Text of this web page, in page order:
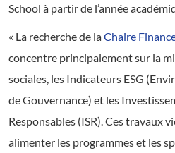
School à partir de l’année
« La recherche de laChaire
concentre principalement sur la
sociales, les Indicateurs ESG
de Gouvernance) et les
Responsables (ISR). Ces travaux
alimenter les programmes et les